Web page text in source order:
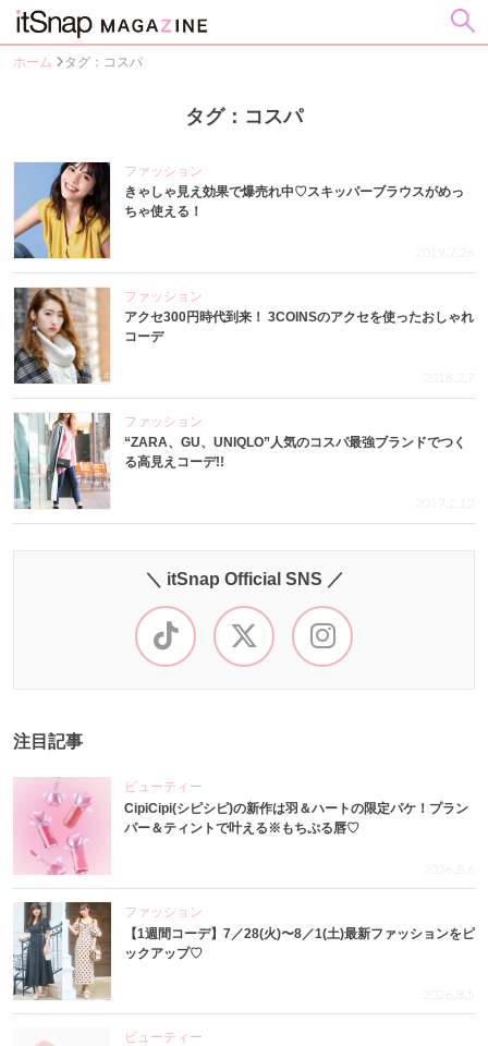
ホーム タグ：コスパ
タグ：コスパ
ファッション
きゃしゃ見え効果で爆売れ中♡スキッパーブラウスがめっ
ちゃ使える！
2019.7.26
ファッション
アクセ300円時代到来！ 3COINSのアクセを使ったおしゃれ
コーデ
2018.2.7
ファッション
“ZARA、GU、UNIQLO”人気のコスパ最強ブランドでつく
る高見えコーデ!!
2017.2.12
＼ itSnap Official SNS ／
注目記事
ビューティー
CipiCipi(シピシピ)の新作は羽＆ハートの限定パケ！プラン
パー＆ティントで叶える※もちぷる唇♡
2026.8.6
ファッション
【1週間コーデ】7／28(火)〜8／1(土)最新ファッションをピ
ックアップ♡
2026.8.5
ビューティー